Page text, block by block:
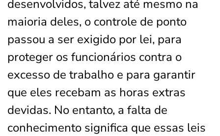
desenvolvidos, talvez até mesmo na
maioria deles, o controle de ponto
passou a ser exigido por lei, para
proteger os funcionários contra o
excesso de trabalho e para garantir
que eles recebam as horas extras
devidas. No entanto, a falta de
conhecimento significa que essas leis